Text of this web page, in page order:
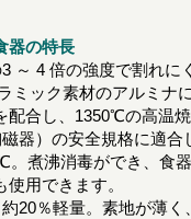
器の特長
～ 4 倍の強度で割れに
ミック素材のアルミナ
配合し、1350℃の高温焼
器）の安全規格に適合
。煮沸消毒ができ、食
用できます。
20％軽量。素地が薄く